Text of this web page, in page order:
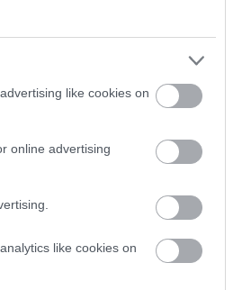
like cookies on
online advertising
like cookies on
vb egy